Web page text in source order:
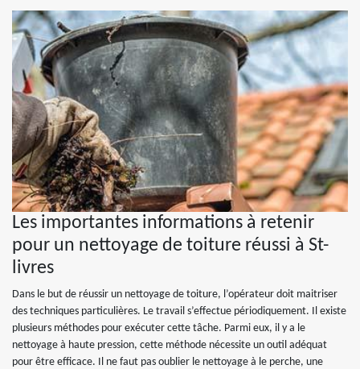
Les importantes informations à retenir
pour un nettoyage de toiture réussi à St-
livres
Dans le but de réussir un nettoyage de toiture, l’opérateur doit maitriser
des techniques particulières. Le travail s’effectue périodiquement. Il existe
plusieurs méthodes pour exécuter cette tâche. Parmi eux, il y a le
nettoyage à haute pression, cette méthode nécessite un outil adéquat
pour être efficace. Il ne faut pas oublier le nettoyage à le perche, une